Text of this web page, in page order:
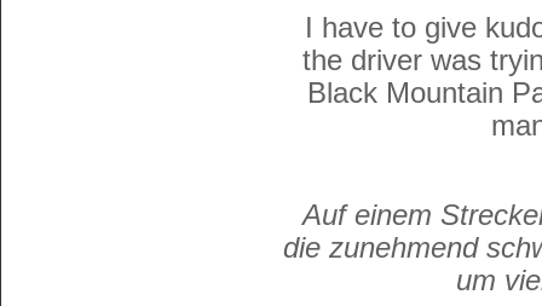
I have to give
the driver was
Black Mountain
Auf einem
die zunehmend
um